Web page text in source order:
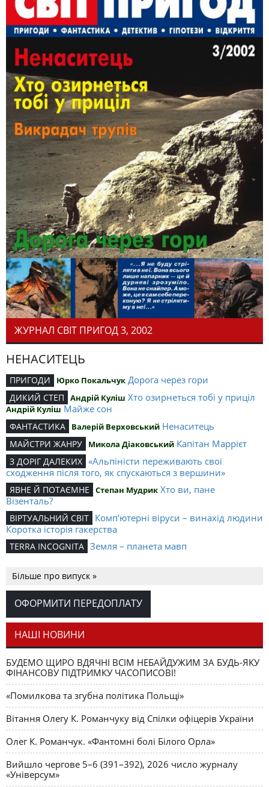
ЖУРНАЛ СВІТ ПРИГОД 3, 2002
НЕНАСИТЕЦЬ
ПРИГОДИ Юрко Покальчук Дорога через гори
ДИКИЙ СТЕП Андрій Куліш Хто озирнеться тобі у приціл
Андрій Куліш Майже сон
ФАНТАСТИКА Валерій Верховський Ненаситець
МАЙСТРИ ЖАНРУ Микола Діаковський Капітан Маррієт
З ДОРІГ ДАЛЕКИХ «Альпіністи переживають свої
сходження після того, як спускаються з вершини»
ЯВНЕ Й ПОТАЄМНЕ Степан Мудрик Хто ви, пане
Візенталь?
ВІРТУАЛЬНИЙ СВІТ Комп’ютерні віруси – винахід людини
Коротка історія гакерства
TERRA INCOGNITA Земля – планета мавп
Більше про випуск »
ОФОРМИТИ ПЕРЕДОПЛАТУ
НАШІ НОВИНИ
БУДЕМО ЩИРО ВДЯЧНІ ВСІМ НЕБАЙДУЖИМ ЗА БУДЬ-ЯКУ
ФІНАНСОВУ ПІДТРИМКУ ЧАСОПИСОВІ!
«Помилкова та згубна політика Польщі»
Вітання Олегу К. Романчуку від Спілки офіцерів України
Олег К. Романчук. «Фантомні болі Білого Орла»
Вийшло чергове 5–6 (391–392), 2026 число журналу
«Універсум»